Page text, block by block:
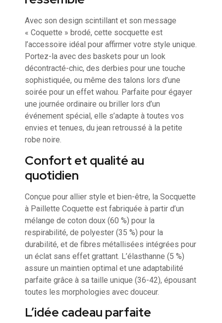
Avec son design scintillant et son message
« Coquette » brodé, cette socquette est
l’accessoire idéal pour affirmer votre style unique.
Portez-la avec des baskets pour un look
décontracté-chic, des derbies pour une touche
sophistiquée, ou même des talons lors d’une
soirée pour un effet wahou. Parfaite pour égayer
une journée ordinaire ou briller lors d’un
événement spécial, elle s’adapte à toutes vos
envies et tenues, du jean retroussé à la petite
robe noire.
Confort et qualité au
quotidien
Conçue pour allier style et bien-être, la Socquette
à Paillette Coquette est fabriquée à partir d’un
mélange de coton doux (60 %) pour la
respirabilité, de polyester (35 %) pour la
durabilité, et de fibres métallisées intégrées pour
un éclat sans effet grattant. L’élasthanne (5 %)
assure un maintien optimal et une adaptabilité
parfaite grâce à sa taille unique (36-42), épousant
toutes les morphologies avec douceur.
L’idée cadeau parfaite